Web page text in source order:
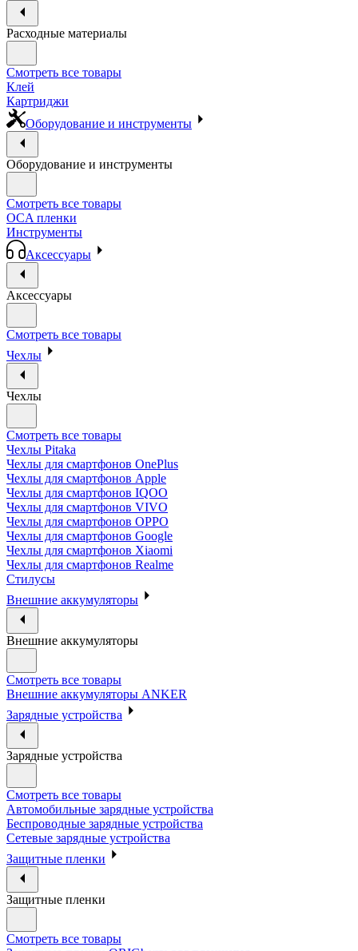
Расходные материалы
Смотреть все товары
Клей
Картриджи
Оборудование и инструменты
Оборудование и инструменты
Смотреть все товары
OCA пленки
Инструменты
Аксессуары
Аксессуары
Смотреть все товары
Чехлы
Чехлы
Смотреть все товары
Чехлы Pitaka
Чехлы для смартфонов OnePlus
Чехлы для смартфонов Apple
Чехлы для смартфонов IQOO
Чехлы для смартфонов VIVO
Чехлы для смартфонов OPPO
Чехлы для смартфонов Google
Чехлы для смартфонов Xiaomi
Чехлы для смартфонов Realme
Стилусы
Внешние аккумуляторы
Внешние аккумуляторы
Смотреть все товары
Внешние аккумуляторы ANKER
Зарядные устройства
Зарядные устройства
Смотреть все товары
Автомобильные зарядные устройства
Беспроводные зарядные устройства
Сетевые зарядные устройства
Защитные пленки
Защитные пленки
Смотреть все товары